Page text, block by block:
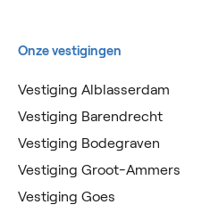
Onze vestigingen
Vestiging Alblasserdam
Vestiging Barendrecht
Vestiging Bodegraven
Vestiging Groot-Ammers
Vestiging Goes